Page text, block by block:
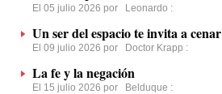
El 05 julio 2026 por Leonardo :
Un ser del espacio te invita a cenar
El 09 julio 2026 por Doctor Krapp :
La fe y la negación
El 15 julio 2026 por Belduque :